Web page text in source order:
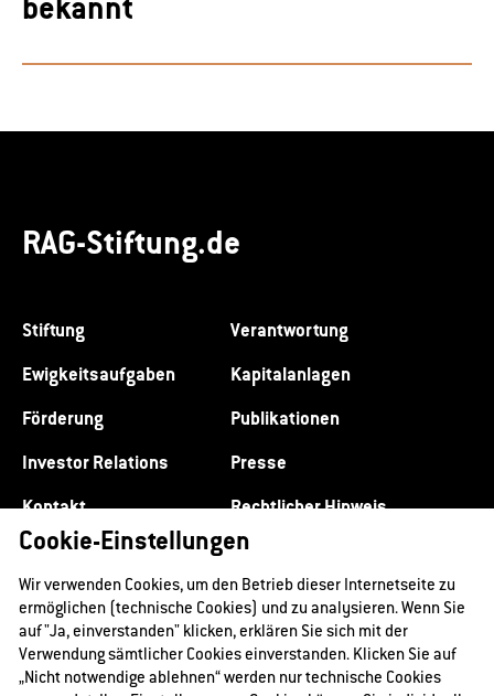
RAG-Stiftung.de
Stiftung
Verantwortung
Ewigkeitsaufgaben
Kapitalanlagen
Förderung
Publikationen
Investor Relations
Presse
Kontakt
Rechtlicher Hinweis
Datenschutz
Impressum
Cookie-Einstellungen
Wir verwenden Cookies, um den Betrieb dieser Internetseite zu
ermöglichen (technische Cookies) und zu analysieren. Wenn Sie
auf "Ja, einverstanden" klicken, erklären Sie sich mit der
Verwendung sämtlicher Cookies einverstanden. Klicken Sie auf
„Nicht notwendige ablehnen“ werden nur technische Cookies